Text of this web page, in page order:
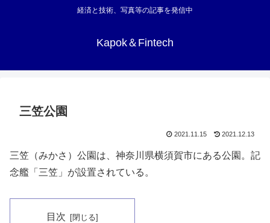
経済と技術、写真等の記事を発信中
Kapok＆Fintech
三笠公園
2021.11.15 2021.12.13
三笠（みかさ）公園は、神奈川県横須賀市にある公園。記
念艦「三笠」が設置されている。
目次